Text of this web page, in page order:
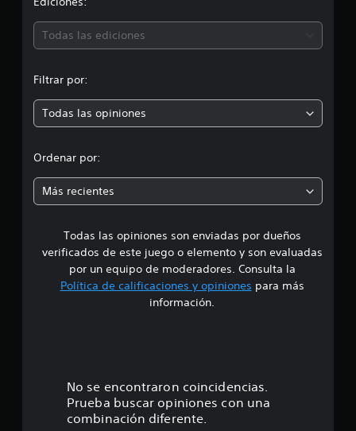
i
o
e
s
Todas las ediciones
Filtrar por:
Todas las opiniones
Ordenar por:
Más recientes
Todas las opiniones son enviadas por dueños
verificados de este juego o elemento y son evaluadas
por un equipo de moderadores. Consulta la
Política de calificaciones y opiniones para más
información.
No se encontraron coincidencias.
Prueba buscar opiniones con una
combinación diferente.